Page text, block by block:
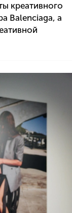
креативного
Balenciaga, а